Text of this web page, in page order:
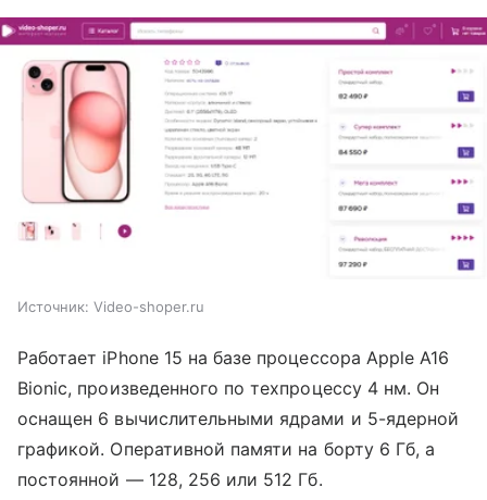
Источник: Video-shoper.ru
Работает iPhone 15 на базе процессора Apple A16
Bionic, произведенного по техпроцессу 4 нм. Он
оснащен 6 вычислительными ядрами и 5-ядерной
графикой. Оперативной памяти на борту 6 Гб, а
постоянной — 128, 256 или 512 Гб.